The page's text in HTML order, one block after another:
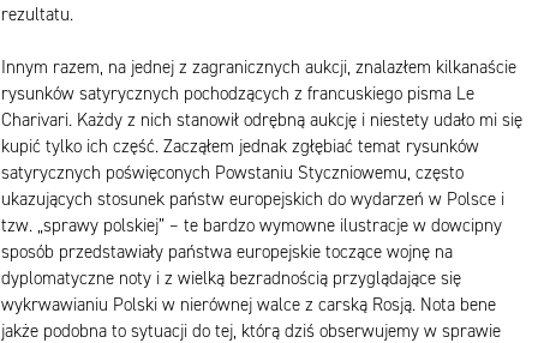
rezultatu.
Innym razem, na jednej z zagranicznych aukcji, znalazłem kilkanaście
rysunków satyrycznych pochodzących z francuskiego pisma Le
Charivari. Każdy z nich stanowił odrębną aukcję i niestety udało mi się
kupić tylko ich część. Zacząłem jednak zgłębiać temat rysunków
satyrycznych poświęconych Powstaniu Styczniowemu, często
ukazujących stosunek państw europejskich do wydarzeń w Polsce i
tzw. „sprawy polskiej” – te bardzo wymowne ilustracje w dowcipny
sposób przedstawiały państwa europejskie toczące wojnę na
dyplomatyczne noty i z wielką bezradnością przyglądające się
wykrwawianiu Polski w nierównej walce z carską Rosją. Nota bene
jakże podobna to sytuacji do tej, którą dziś obserwujemy w sprawie